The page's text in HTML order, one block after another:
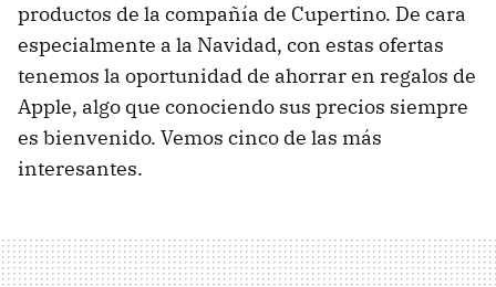
productos de la compañía de Cupertino. De cara
especialmente a la Navidad, con estas ofertas
tenemos la oportunidad de ahorrar en regalos de
Apple, algo que conociendo sus precios siempre
es bienvenido. Vemos cinco de las más
interesantes.